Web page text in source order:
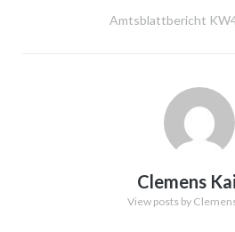
Amtsblattbericht
Clemens
View posts by